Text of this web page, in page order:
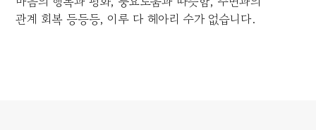
관계 회복 등등등, 이루 다 헤아리 수가 없습니다.